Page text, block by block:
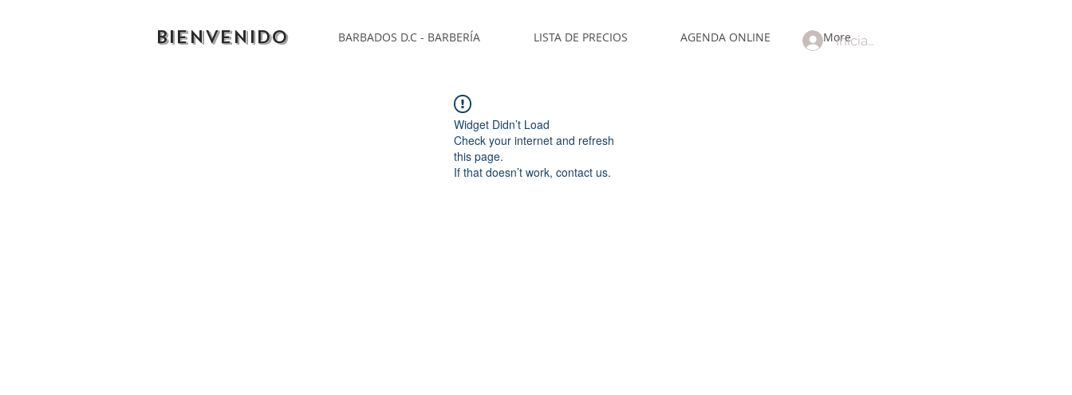
BARBADOS D.C - BARBERÍA LISTA DE PRECIOS AGENDA ONLINE More
BIENVENIDO Iniciar sesión
Widget Didn’t Load
Check your internet and refresh
this page.
If that doesn’t work, contact us.